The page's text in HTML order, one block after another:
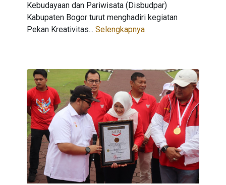
Kebudayaan dan Pariwisata (Disbudpar)
Kabupaten Bogor turut menghadiri kegiatan
Pekan Kreativitas... Selengkapnya